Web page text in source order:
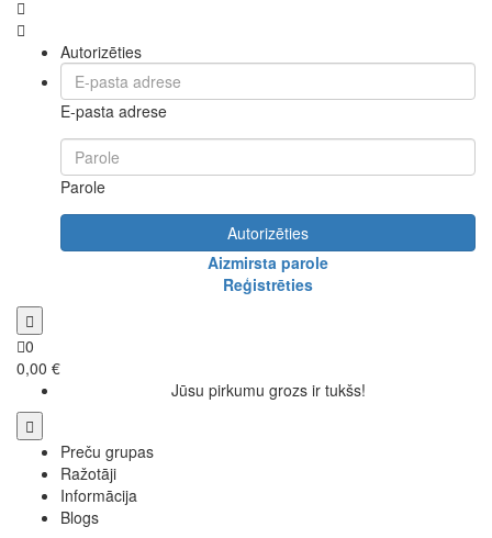
Autorizēties
E-pasta adrese
Parole
Autorizēties
Aizmirsta parole
Reģistrēties
0
0,00 €
Jūsu pirkumu grozs ir tukšs!
Preču grupas
Ražotāji
Informācija
Blogs